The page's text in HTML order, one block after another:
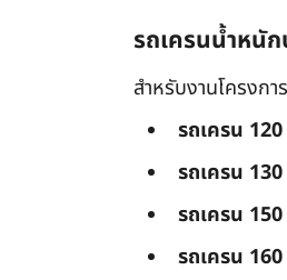
รถเครนน้ำหนั
สำหรับงานโครงก
รถเครน
รถเครน
รถเครน
รถเครน